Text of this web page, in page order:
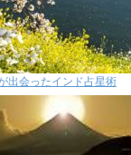
出会ったインド占星術